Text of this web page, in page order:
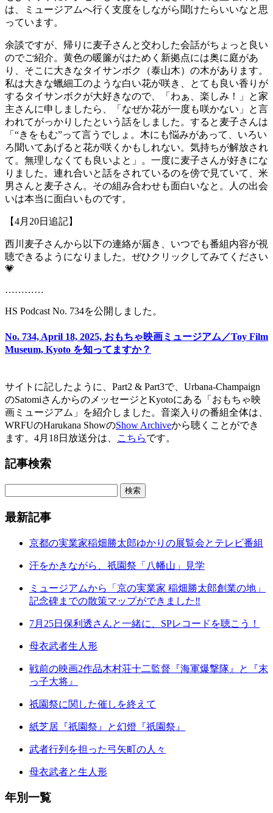
は、ミュージアムへ行く支度をしながら聞けたらいいなと思
っています。
余談ですが、帰りに麦子さんと交わした会話がちょっと良い
のでご紹介。黄色の暖簾がはためく新拠点には奥に庭があ
り、そこに大きなタイサンボク（泰山木）の木があります。
私は大きな蠟細工のような白い花が咲き、とても良い香りが
するタイサンボクが大好きなので、「わぁ、楽しみ！」と家
主さんに申しましたら、「なぜか花が一度も咲かない」と言
われてがっかりしたという話をしました。すると麦子さんは
「“きをもむ”って言うでしょ。木にも悩みがあって、いろい
ろ聞いてあげると花が咲くかもしれない。気持ちが解放され
て。無理しなくても良いよと」。一度に麦子さんが好きにな
りました。連れ合いと話をされているのを傍で見ていて、米
男さんと麦子さん。その組み合わせも面白いなと。人の出会
いは本当に面白いものです。
【4月20日追記】
西川麦子さんから以下の連絡が届き、いつでも番組内容が視
聴できるようになりました。ぜひクリックしてみてください
💗
…………
HS Podcast No. 734を公開しました。
No. 734, April 18, 2025, おもちゃ映画ミュージアム／Toy Film
Museum, Kyoto を知ってますか？
サイトに記したように、Part2 & Part3で、Urbana-Champaign
のSatomiさんからのメッセージとKyotoにある「おもちゃ映
画ミュージアム」を紹介しました。音楽入りの番組全体は、
WRFUのHarukana ShowのShow Archiveから聴くことができ
ます。4月18日放送分は、
こちらです。
記事検索
最新記事
京都の実業家稲畑勝太郎ゆかりの展覧会とテレビ番組
汗をかきながら、祇園祭「八幡山」見学
ミュージアムから「京の実業家 稲畑勝太郎創業の地」
記念碑までの散策マップができました‼
7月25日保利透さんと一緒に、SPレコードを聴こう！
母衣武者生人形
戦前の映画2作品木村荘十二監督『海軍爆撃隊』と『末
っ子大将』
祇園祭に関した催しを終えて
紙芝居『祇園祭』と幻燈『祇園祭』
武者行列を担った弓矢町の人々
母衣武者と生人形
年別一覧